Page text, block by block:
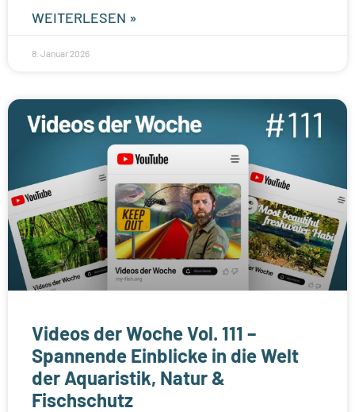
WEITERLESEN »
8. Januar 2026
Videos der Woche Vol. 111 –
Spannende Einblicke in die Welt
der Aquaristik, Natur &
Fischschutz